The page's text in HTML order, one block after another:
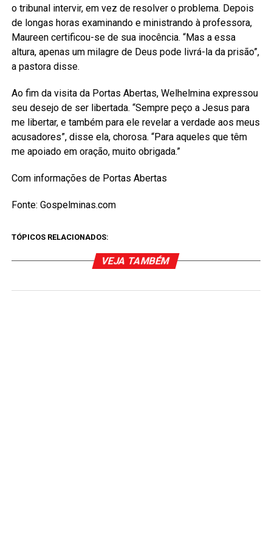
o tribunal intervir, em vez de resolver o problema. Depois
de longas horas examinando e ministrando à professora,
Maureen certificou-se de sua inocência. “Mas a essa
altura, apenas um milagre de Deus pode livrá-la da prisão”,
a pastora disse.
Ao fim da visita da Portas Abertas, Welhelmina expressou
seu desejo de ser libertada. “Sempre peço a Jesus para
me libertar, e também para ele revelar a verdade aos meus
acusadores”, disse ela, chorosa. “Para aqueles que têm
me apoiado em oração, muito obrigada.”
Com informações de Portas Abertas
Fonte: Gospelminas.com
TÓPICOS RELACIONADOS:
VEJA TAMBÉM